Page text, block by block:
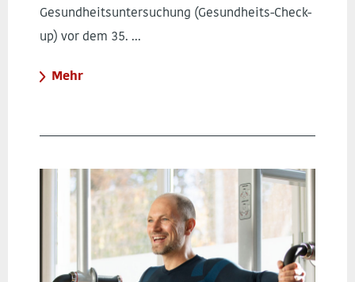
Gesundheitsuntersuchung (Gesundheits-Check-
up) vor dem 35. ...
Mehr